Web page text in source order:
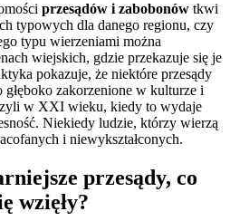
przesądów i zabobonów tkwi
typowych dla danego regionu, czy
typu wierzeniami można
wiejskich, gdzie przekazuje się je
pokazuje, że niektóre przesądy
głęboko zakorzenione w kulturze i
w XXI wieku, kiedy to wydaje
Niekiedy ludzie, którzy wierzą
i niewykształconych.
przesądy, co
wzięły?